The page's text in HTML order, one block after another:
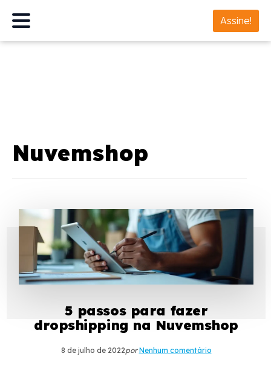
Assine!
Nuvemshop
5 passos para fazer
dropshipping na Nuvemshop
8 de julho de 2022por Nenhum comentário